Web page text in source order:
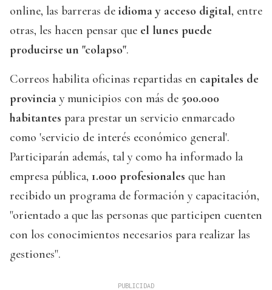
online, las barreras de idioma y acceso digital, entre
otras, les hacen pensar que el lunes puede
producirse un "colapso".
Correos habilita oficinas repartidas en capitales de
provincia y municipios con más de 500.000
habitantes para prestar un servicio enmarcado
como 'servicio de interés económico general'.
Participarán además, tal y como ha informado la
empresa pública, 1.000 profesionales que han
recibido un programa de formación y capacitación,
"orientado a que las personas que participen cuenten
con los conocimientos necesarios para realizar las
gestiones".